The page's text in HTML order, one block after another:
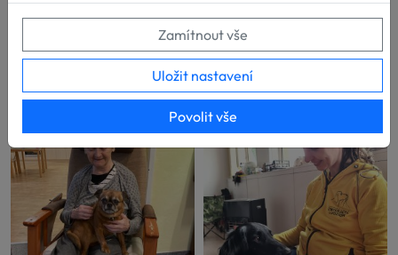
canisterapeuti...
Zamítnout vše
Uložit nastavení
Povolit vše